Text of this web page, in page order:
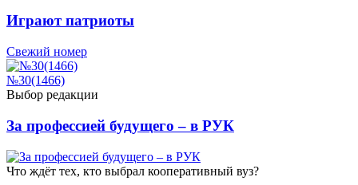
Играют патриоты
Свежий номер
№30(1466)
Выбор редакции
За профессией будущего – в РУК
Что ждёт тех, кто выбрал кооперативный вуз?